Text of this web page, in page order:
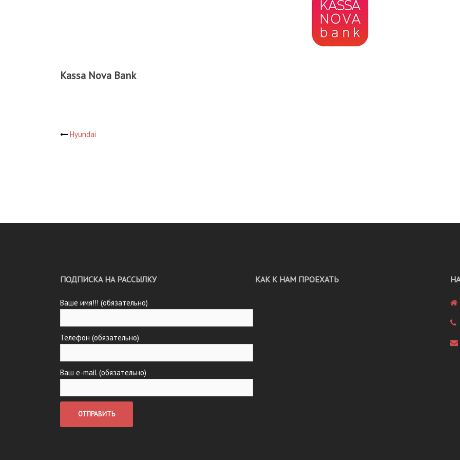
Kassa Nova Bank
Навигация
Hyundai
ПОДПИСКА НА РАССЫЛКУ
Ваше имя!!! (обязательно)
Телефон (обязательно)
Ваш e-mail (обязательно)
КАК К НАМ ПРОЕХАТЬ